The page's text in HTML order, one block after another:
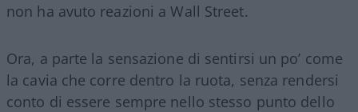
non ha avuto reazioni a Wall Street.
Ora, a parte la sensazione di sentirsi un po’ come
la cavia che corre dentro la ruota, senza rendersi
conto di essere sempre nello stesso punto dello